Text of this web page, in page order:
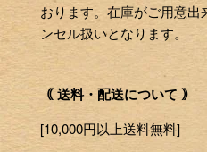
おります。在庫がご用意
ンセル扱いとなります。
｟ 送料・配送について ｠
[10,000円以上送料無料]